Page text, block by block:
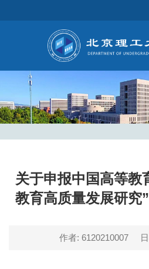
关于申报中国高等教
教育高质量发展研究
作者: 6120210007